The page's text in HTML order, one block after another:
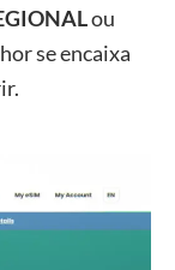
ou
se encaixa